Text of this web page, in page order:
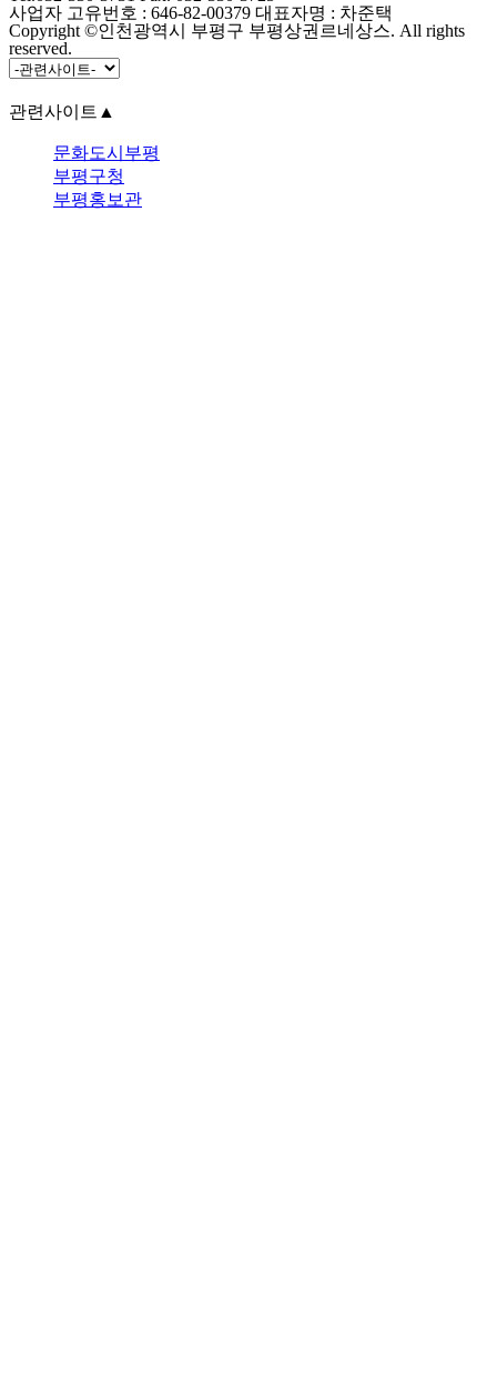
사업자 고유번호 : 646-82-00379 대표자명 : 차준택
Copyright ©인천광역시 부평구 부평상권르네상스. All rights
reserved.
관련사이트 ▲
문화도시부평
부평구청
부평홍보관